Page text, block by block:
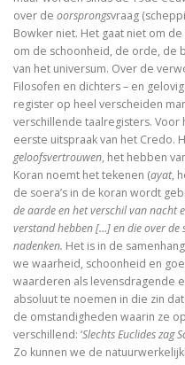
De bijbel voor
Helden. 150
De
Het labyrinth
‘Hier
Eigen wijs
Moby Dick
over de oorsprongsvraag
Bowker niet. Het gaat niet om
om de schoonheid, de orde, de
van het universum. Over de
Filosofen en dichters – en
register op heel verscheiden
verschillende taalregisters.
eerste uitspraak van het Credo.
geloofsvertrouwen, het hebben
Koran noemt het tekenen (ayat,
de soera’s in de koran wordt
de aarde en het verschil van nacht
verstand hebben […] en die over de
nadenken. Het is in de
we waarheid, schoonheid en
waarderen als levensdragende
absoluut te noemen in die zin dat
de omstandigheden waarin ze
verschillend: ‘Slechts Euclides zag
Zo kunnen we de